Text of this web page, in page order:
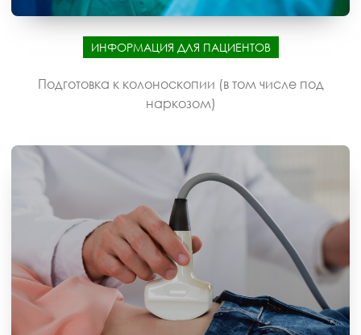
ИНФОРМАЦИЯ ДЛЯ ПАЦИЕНТОВ
Подготовка к колоноскопии (в том числе под
наркозом)